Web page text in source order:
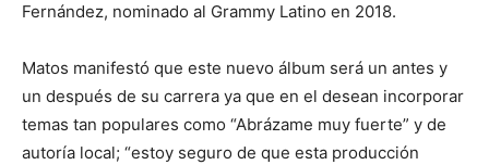
Fernández, nominado al Grammy Latino en 2018.
Matos manifestó que este nuevo álbum será un antes y
un después de su carrera ya que en el desean incorporar
temas tan populares como “Abrázame muy fuerte” y de
autoría local; “estoy seguro de que esta producción